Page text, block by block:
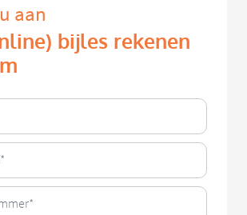
aan
bijles rekenen